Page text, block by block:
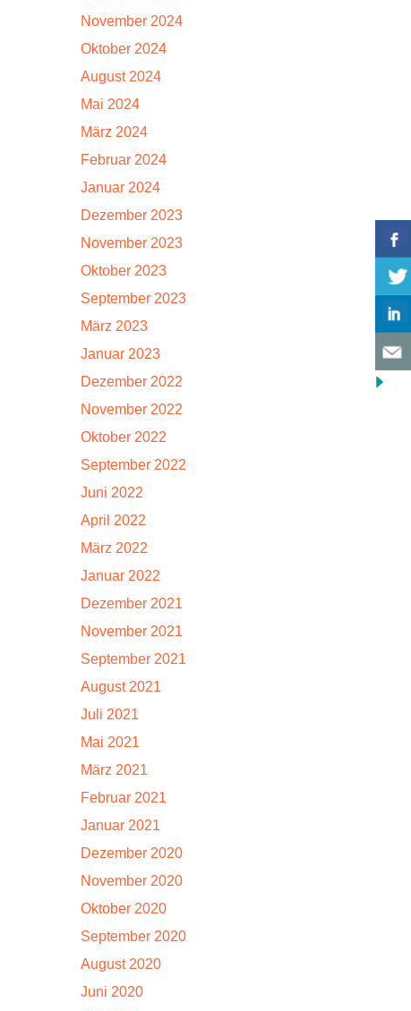
November 2024
Oktober 2024
August 2024
Mai 2024
März 2024
Februar 2024
Januar 2024
Dezember 2023
November 2023
Oktober 2023
September 2023
März 2023
Januar 2023
Dezember 2022
November 2022
Oktober 2022
September 2022
Juni 2022
April 2022
März 2022
Januar 2022
Dezember 2021
November 2021
September 2021
August 2021
Juli 2021
Mai 2021
März 2021
Februar 2021
Januar 2021
Dezember 2020
November 2020
Oktober 2020
September 2020
August 2020
Juni 2020